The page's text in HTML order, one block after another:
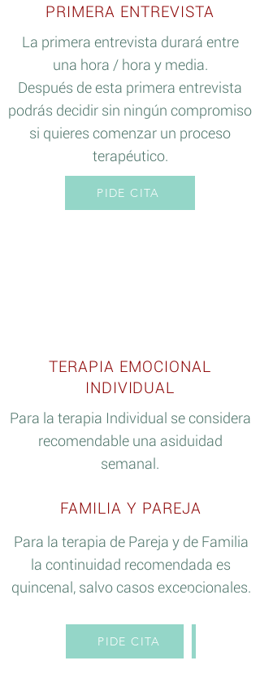
PRIMERA ENTREVISTA
La primera entrevista durará entre
una hora / hora y media.
Después de esta primera entrevista
podrás decidir sin ningún compromiso
si quieres comenzar un proceso
terapéutico.
PIDE CITA
TERAPIA EMOCIONAL
INDIVIDUAL
Para la terapia Individual se considera
recomendable una asiduidad
semanal.
FAMILIA Y PAREJA
Para la terapia de Pareja y de Familia
la continuidad recomendada es
quincenal, salvo casos excepcionales.
PIDE CITA